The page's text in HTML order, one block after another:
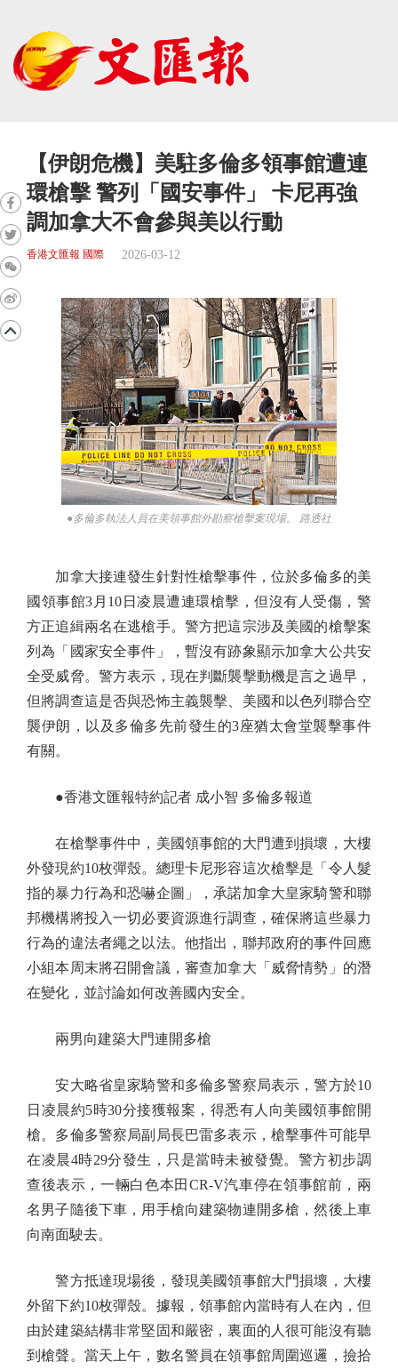
【伊朗危機】美駐多倫多領事館遭連
環槍擊 警列「國安事件」 卡尼再強
調加拿大不會參與美以行動
香港文匯報 國際 2026-03-12
●多倫多執法人員在美領事館外勘察槍擊案現場。 路透社
加拿大接連發生針對性槍擊事件，位於多倫多的美
國領事館3月10日凌晨遭連環槍擊，但沒有人受傷，警
方正追緝兩名在逃槍手。警方把這宗涉及美國的槍擊案
列為「國家安全事件」，暫沒有跡象顯示加拿大公共安
全受威脅。警方表示，現在判斷襲擊動機是言之過早，
但將調查這是否與恐怖主義襲擊、美國和以色列聯合空
襲伊朗，以及多倫多先前發生的3座猶太會堂襲擊事件
有關。
●香港文匯報特約記者 成小智 多倫多報道
在槍擊事件中，美國領事館的大門遭到損壞，大樓
外發現約10枚彈殼。總理卡尼形容這次槍擊是「令人髮
指的暴力行為和恐嚇企圖」，承諾加拿大皇家騎警和聯
邦機構將投入一切必要資源進行調查，確保將這些暴力
行為的違法者繩之以法。他指出，聯邦政府的事件回應
小組本周末將召開會議，審查加拿大「威脅情勢」的潛
在變化，並討論如何改善國內安全。
兩男向建築大門連開多槍
安大略省皇家騎警和多倫多警察局表示，警方於10
日凌晨約5時30分接獲報案，得悉有人向美國領事館開
槍。多倫多警察局副局長巴雷多表示，槍擊事件可能早
在凌晨4時29分發生，只是當時未被發覺。警方初步調
查後表示，一輛白色本田CR-V汽車停在領事館前，兩
名男子隨後下車，用手槍向建築物連開多槍，然後上車
向南面駛去。
警方抵達現場後，發現美國領事館大門損壞，大樓
外留下約10枚彈殼。據報，領事館內當時有人在內，但
由於建築結構非常堅固和嚴密，裏面的人很可能沒有聽
到槍聲。當天上午，數名警員在領事館周圍巡邏，撿拾